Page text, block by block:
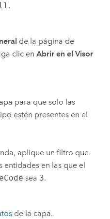
.
de la página de
clic en Abrir en el Visor
para que solo las
estén presentes en el
aplique un filtro que
en las que el
sea 3.
de la capa.